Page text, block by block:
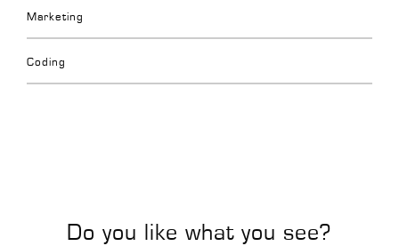
Marketing
Coding
Do you like what you see?